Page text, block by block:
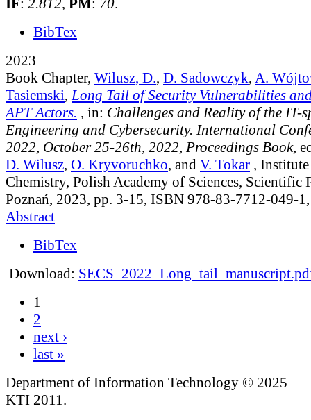
BibTex
2023
Book Chapter, Wilusz, D., D. Sadowczyk, A.
Tasiemski, Long Tail of Security Vulnerabilities
APT Actors. , in: Challenges and Reality of the IT-
Engineering and Cybersecurity. International
2022, October 25-26th, 2022, Proceedings Book,
D. Wilusz, O. Kryvoruchko, and V. Tokar ,
Chemistry, Polish Academy of Sciences, Scientific
Poznań, 2023, pp. 3-15, ISBN 978-83-7712-049-
Abstract
BibTex
Download:
1
2
next ›
last »
Department of Information Technology © 2025
KTI 2011.